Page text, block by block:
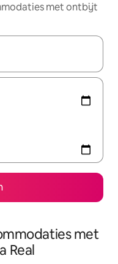
met ontbijt
zijn, maak je een keuze
met
Real